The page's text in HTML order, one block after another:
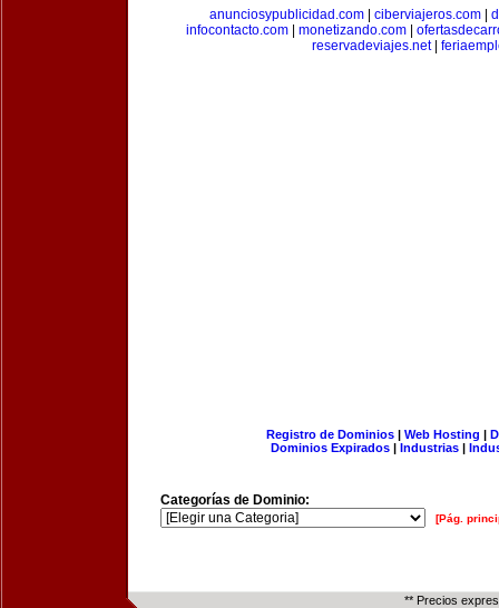
anunciosypublicidad.com| ciberviajeros.com|
infocontacto.com
monetizando.com
reservadeviajes.net|
Registro de Dominios| Web Hosting |
Dominios Expirados | Industrias |
Categorías de Dominio:
[Pág.
** Precios